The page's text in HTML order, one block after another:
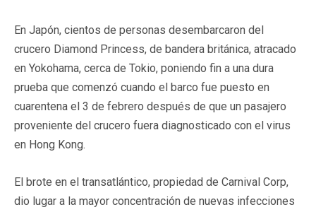
En Japón, cientos de personas desembarcaron del
crucero Diamond Princess, de bandera británica, atracado
en Yokohama, cerca de Tokio, poniendo fin a una dura
prueba que comenzó cuando el barco fue puesto en
cuarentena el 3 de febrero después de que un pasajero
proveniente del crucero fuera diagnosticado con el virus
en Hong Kong.
El brote en el transatlántico, propiedad de Carnival Corp,
dio lugar a la mayor concentración de nuevas infecciones